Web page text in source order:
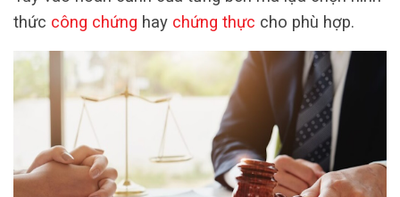
thức công chứng hay chứng thực cho phù hợp.